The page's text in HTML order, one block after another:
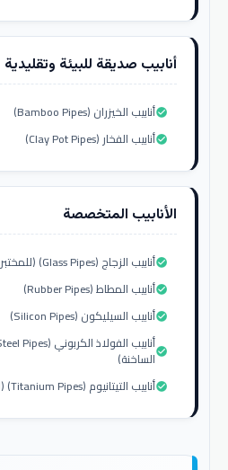
أنابيب صديقة للبيئة وتقليدية
أنابيب الخيزران (Bamboo Pipes)check_circle
أنابيب الفخار (Clay Pot Pipes)check_circle
الأنابيب المتخصصة
أنابيب الزجاج (Glass Pipes) (للمختبرات)check_circle
أنابيب المطاط (Rubber Pipes)check_circle
أنابيب السيليكون (Silicon Pipes)check_circle
الساخنة)check_circle
أنابيب التيتانيوم (Titanium Pipes) (للبيئات المسببة للتآكل)check_circle